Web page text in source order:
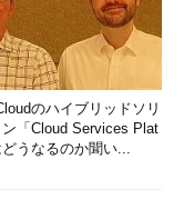
のハイブリッドソリ
「Cloud Services Plat
うなるのか聞い...